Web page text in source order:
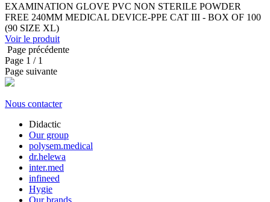
EXAMINATION GLOVE PVC NON STERILE POWDER
FREE 240MM MEDICAL DEVICE-PPE CAT III - BOX OF 100
(90 SIZE XL)
Voir le produit
Page précédente
Page 1 / 1
Page suivante
Nous contacter
Didactic
Our group
polysem.medical
dr.helewa
inter.med
infineed
Hygie
Our brands